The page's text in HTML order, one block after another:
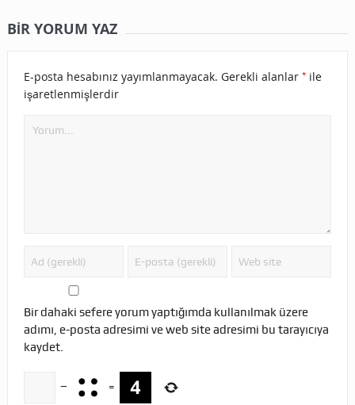
BIR YORUM YAZ
E-posta hesabınız yayımlanmayacak. Gerekli alanlar *ile
işaretlenmişlerdir
Bir dahaki sefere yorum yaptığımda kullanılmak üzere
adımı, e-posta adresimi ve web site adresimi bu tarayıcıya
kaydet.
− =